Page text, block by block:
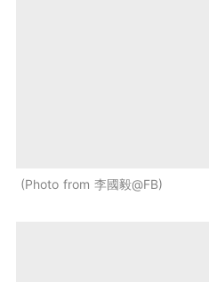
Photo from 李國毅@FB